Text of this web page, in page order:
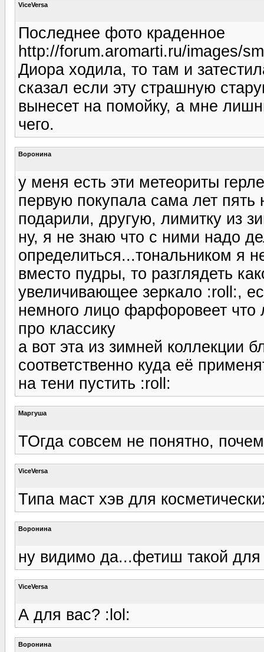
ViceVersa
Последнее фото краденное
http://forum.aromarti.ru/images/
Диора ходила, то там и
сказал если эту страшную
вынесет на помойку, а мне
чего.
Воронина
у меня есть эти метеориты
первую покупала сама лет пять
подарили, другую, лимитку из
ну, я не знаю что с ними надо
определиться...тональником я
вместо пудры, то разглядеть
увеличивающее зеркало :roll:,
немного лицо фарфоровеет что
про классику
а вот эта из зимней коллекции
соответственно куда её
на тени пустить :roll:
Маргуша
ТОгда совсем не понятно,
ViceVersa
Типа маст хэв для
Воронина
ну видимо да...фетиш такой для
ViceVersa
А для вас? :lol:
Воронина